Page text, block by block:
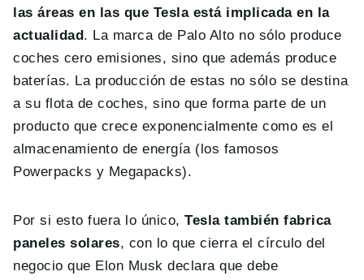
las áreas en las que Tesla está implicada en la
actualidad . La marca de Palo Alto no sólo produce
coches cero emisiones, sino que además produce
baterías. La producción de estas no sólo se destina
a su flota de coches, sino que forma parte de un
producto que crece exponencialmente como es el
almacenamiento de energía (los famosos
Powerpacks y Megapacks).
Por si esto fuera lo único,Tesla también fabrica
paneles solares, con lo que cierra el círculo del
negocio que Elon Musk declara que debe